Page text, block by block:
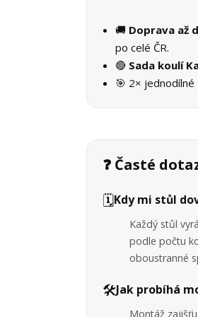
🚚 Doprava až
po celé ČR.
🔴 Sada koulí
🎯 2× jednodílné
❓ Časté
🗓️Kdy mi stůl
Každý stůl
podle počtu
oboustranné
🛠️Jak probíhá
Montáž